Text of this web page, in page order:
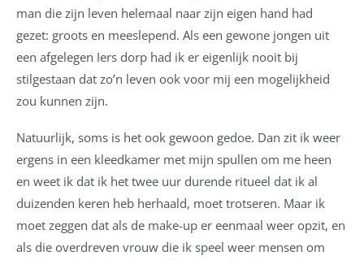
man die zijn leven helemaal naar zijn eigen hand had
gezet: groots en meeslepend. Als een gewone jongen uit
een afgelegen Iers dorp had ik er eigenlijk nooit bij
stilgestaan dat zo’n leven ook voor mij een mogelijkheid
zou kunnen zijn.
Natuurlijk, soms is het ook gewoon gedoe. Dan zit ik weer
ergens in een kleedkamer met mijn spullen om me heen
en weet ik dat ik het twee uur durende ritueel dat ik al
duizenden keren heb herhaald, moet trotseren. Maar ik
moet zeggen dat als de make-up er eenmaal weer opzit, en
als die overdreven vrouw die ik speel weer mensen om